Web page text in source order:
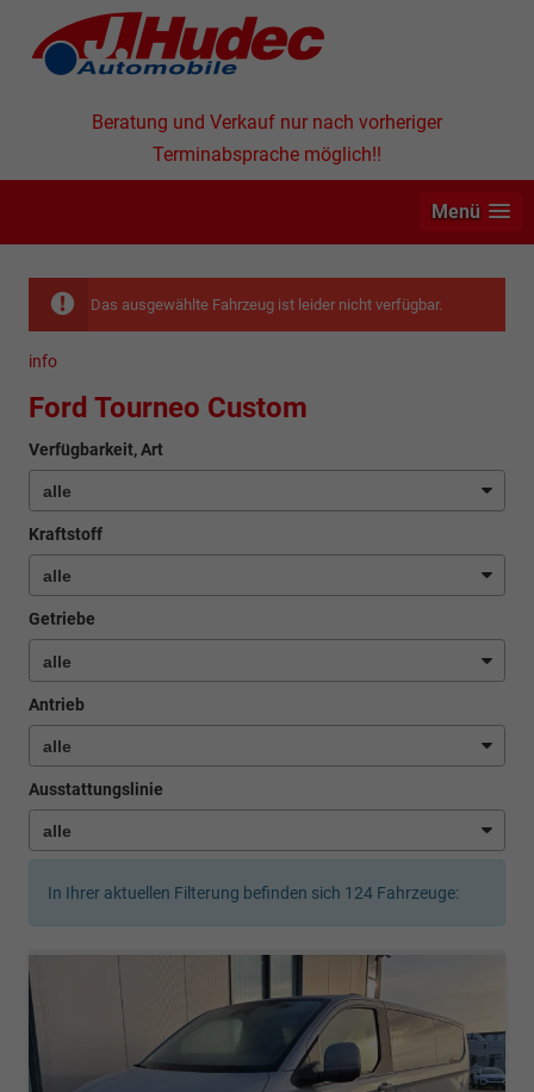
Beratung und Verkauf nur nach vorheriger
Terminabsprache möglich!!
Menü
Das ausgewählte Fahrzeug ist leider nicht verfügbar.
info
Ford Tourneo Custom
Verfügbarkeit, Art
Kraftstoff
Getriebe
Antrieb
Ausstattungslinie
In Ihrer aktuellen Filterung befinden sich 124 Fahrzeuge: